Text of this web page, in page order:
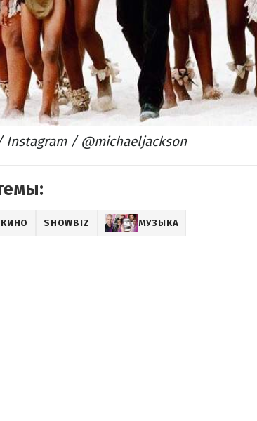
/ @michaeljackson
КИНО SHOWBIZ МУЗЫКА